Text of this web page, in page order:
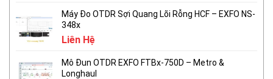
Máy Đo OTDR Sợi Quang Lõi Rỗng HCF – EXFO NS-
348x
Liên Hệ
Mô Đun OTDR EXFO FTBx-750D – Metro &
Longhaul